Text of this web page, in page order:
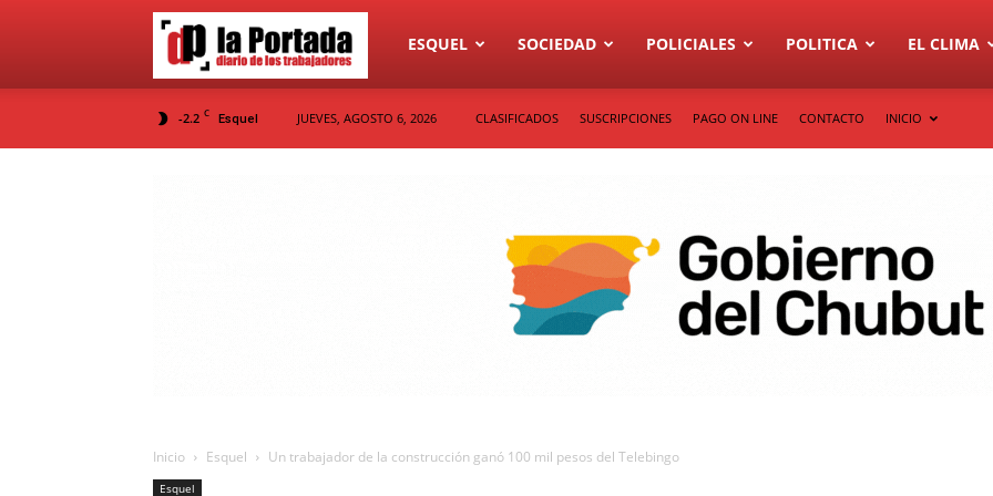
Diario
La
ESQUEL SOCIEDAD POLICIALES POLITICA EL CLIMA
-2.2 C Esquel JUEVES, AGOSTO 6, 2026 CLASIFICADOS SUSCRIPCIONES PAGO ON LINE CONTACTO INICIO
Inicio Esquel Un trabajador de la construcción ganó 100 mil pesos del Telebingo
Esquel